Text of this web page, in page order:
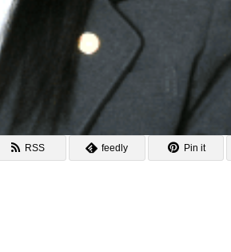
RSS feedly Pin it